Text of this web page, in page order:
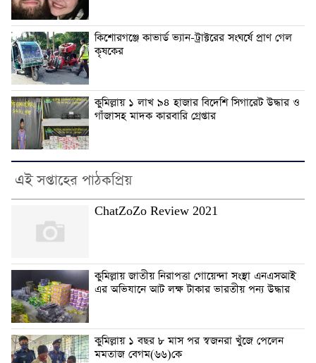
কিশোরগঞ্জে কাভার্ড ভ্যান-ট্রাক্টরের সংঘর্ষে প্রাণ গেল
কৃষকের
কুমিল্লায় ১ লাখ ৯৪ হাজার বিদেশি সিগারেট উদ্ধার ও
গাঁজাসহ মাদক কারবারি গ্রেপ্তার
এই সপ্তাহের পাঠকপ্রিয়
ChatZoZo Review 2021
কুমিল্লায় জাতীয় নিরাপত্তা গোয়েন্দা সংস্থা এনএসআই
এর অভিযানে আট লক্ষ টাকার ভারতীয় পন্য উদ্ধার
কুমিল্লায় ১ বছর ৮ মাস পর স্বজনরা খুঁজে পেলেন
মমতাজ বেগম(৬৬)কে